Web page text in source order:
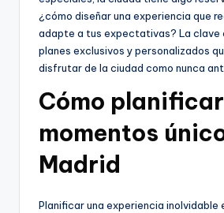
¿cómo diseñar una experiencia que
adapte a tus expectativas? La clave
planes exclusivos y personalizados
disfrutar de la ciudad como nunca
Cómo planificar
momentos
Madrid
Planificar una experiencia inolvidable